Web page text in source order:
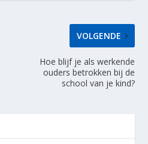
VOLGENDE
Hoe blijf je als werkende
ouders betrokken bij de
school van je kind?